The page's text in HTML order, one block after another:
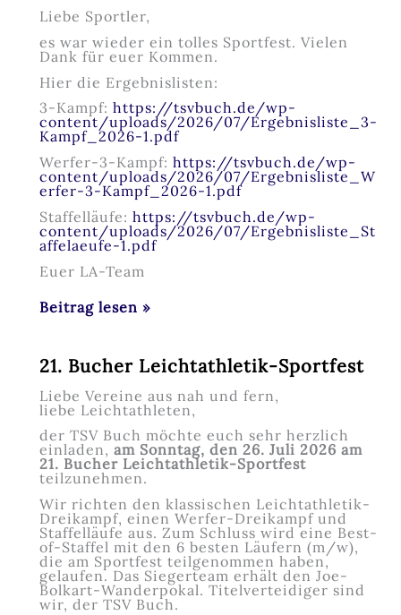
Liebe Sportler,
es war wieder ein tolles Sportfest. Vielen
Dank für euer Kommen.
Hier die Ergebnislisten:
3-Kampf: https://tsvbuch.de/wp-
content/uploads/2026/07/Ergebnisliste_3-
Kampf_2026-1.pdf
Werfer-3-Kampf: https://tsvbuch.de/wp-
content/uploads/2026/07/Ergebnisliste_W
erfer-3-Kampf_2026-1.pdf
Staffelläufe: https://tsvbuch.de/wp-
content/uploads/2026/07/Ergebnisliste_St
affelaeufe-1.pdf
Euer LA-Team
21.
Bucher
–
Ergebnislisten
Beitrag lesen »
21. Bucher Leichtathletik-Sportfest
Liebe Vereine aus nah und fern,
liebe Leichtathleten,
der TSV Buch möchte euch sehr herzlich
einladen, am Sonntag, den 26. Juli 2026 am
21. Bucher Leichtathletik-Sportfest
teilzunehmen.
Wir richten den klassischen Leichtathletik-
Dreikampf, einen Werfer-Dreikampf und
Staffelläufe aus. Zum Schluss wird eine Best-
of-Staffel mit den 6 besten Läufern (m/w),
die am Sportfest teilgenommen haben,
gelaufen. Das Siegerteam erhält den Joe-
Bolkart-Wanderpokal. Titelverteidiger sind
wir, der TSV Buch.